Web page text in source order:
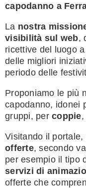
capodanno a
La nostra
visibilità sul web,
ricettive del luogo
delle migliori
periodo delle
Proponiamo le più
capodanno, idonei
gruppi, per coppie
Visitando il
offerte, secondo
per esempio il tipo
servizi di
offerte che